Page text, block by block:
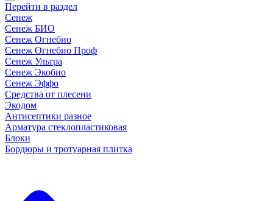
Перейти в раздел
Сенеж
Сенеж БИО
Сенеж Огнебио
Сенеж Огнебио Проф
Сенеж Ультра
Сенеж Экобио
Сенеж Эффо
Средства от плесени
Экодом
Антисептики разное
Арматура стеклопластиковая
Блоки
Бордюры и тротуарная плитка